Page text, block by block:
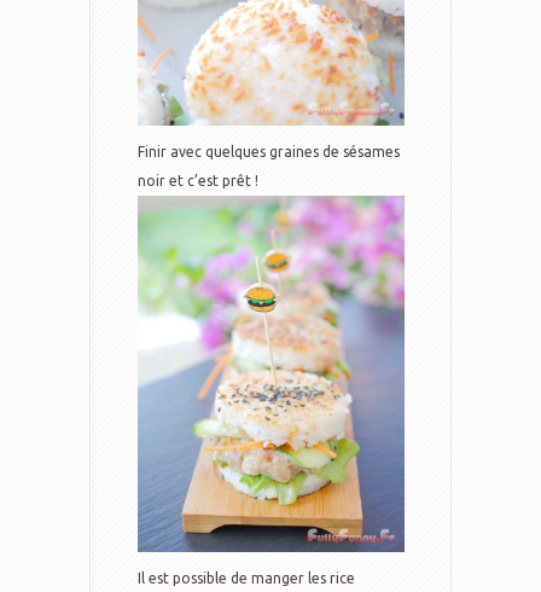
Finir avec quelques graines de sésames
noir et c’est prêt !
Il est possible de manger les rice